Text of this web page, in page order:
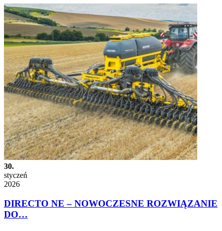
30.
styczeń
2026
DIRECTO NE – NOWOCZESNE ROZWIĄZANIE
DO…